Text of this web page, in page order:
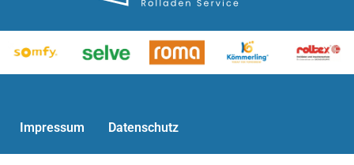
Impressum Datenschutz